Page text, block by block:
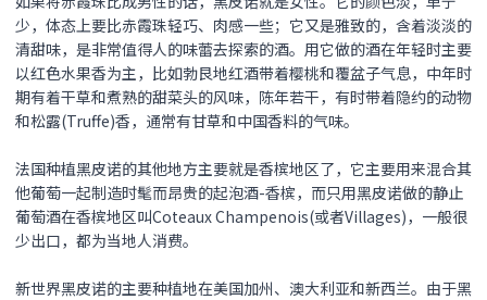
少，体态上要比赤霞珠轻巧、肉感一些；它又是雅致的，含着淡淡的
清甜味，是非常值得人的味蕾去探索的酒。用它做的酒在年轻时主要
以红色水果香为主，比如勃艮地红酒带着樱桃和覆盆子气息，中年时
期有着干草和煮熟的甜菜头的风味，陈年若干，有时带着隐约的动物
和松露(Truffe)香，通常有甘草和中国香料的气味。
法国种植黑皮诺的其他地方主要就是香槟地区了，它主要用来混合其
他葡萄一起制造时髦而昂贵的起泡酒-香槟，而只用黑皮诺做的静止
葡萄酒在香槟地区叫Coteaux Champenois(或者Villages)，一般很
少出口，都为当地人消费。
新世界黑皮诺的主要种植地在美国加州、澳大利亚和新西兰。由于黑